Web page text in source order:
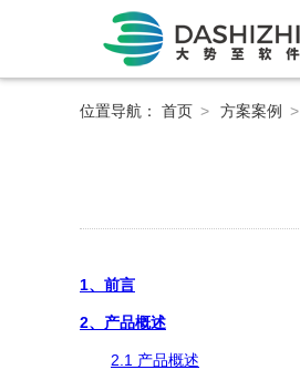
位置导航： 首页 > 方案案例 >
1、前言
2、产品概述
2.1 产品概述